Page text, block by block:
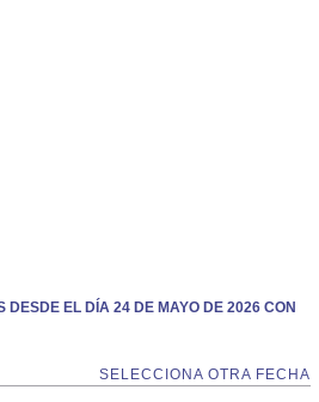
EL DÍA 24 DE MAYO DE 2026 CON
SELECCIONA OTRA FECHA